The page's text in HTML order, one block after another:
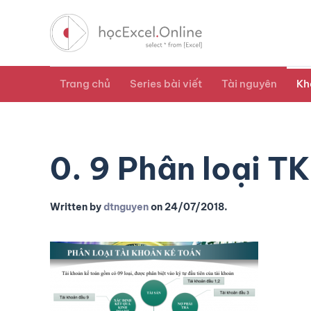
Trang chủ Series bài viết Tài nguyên
0. 9 Phân loại
Written bydtnguyenon24/07/2018.